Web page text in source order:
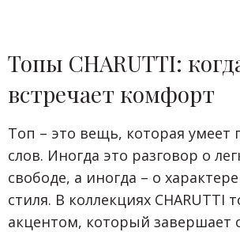
Топы CHARUTTI:
встречает комфорт
Топ – это вещь, которая умеет
слов. Иногда это разговор о
свободе, а иногда – о
стиля. В коллекциях CHARUTTI
акцентом, который завершает